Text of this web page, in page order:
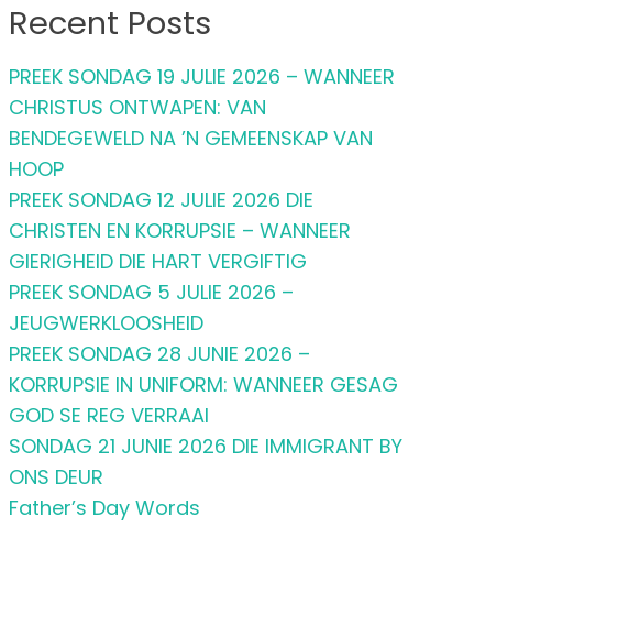
Recent Posts
PREEK SONDAG 19 JULIE 2026 – WANNEER
CHRISTUS ONTWAPEN: VAN
BENDEGEWELD NA ’N GEMEENSKAP VAN
HOOP
PREEK SONDAG 12 JULIE 2026 DIE
CHRISTEN EN KORRUPSIE – WANNEER
GIERIGHEID DIE HART VERGIFTIG
PREEK SONDAG 5 JULIE 2026 –
JEUGWERKLOOSHEID
PREEK SONDAG 28 JUNIE 2026 –
KORRUPSIE IN UNIFORM: WANNEER GESAG
GOD SE REG VERRAAI
SONDAG 21 JUNIE 2026 DIE IMMIGRANT BY
ONS DEUR
Father’s Day Words